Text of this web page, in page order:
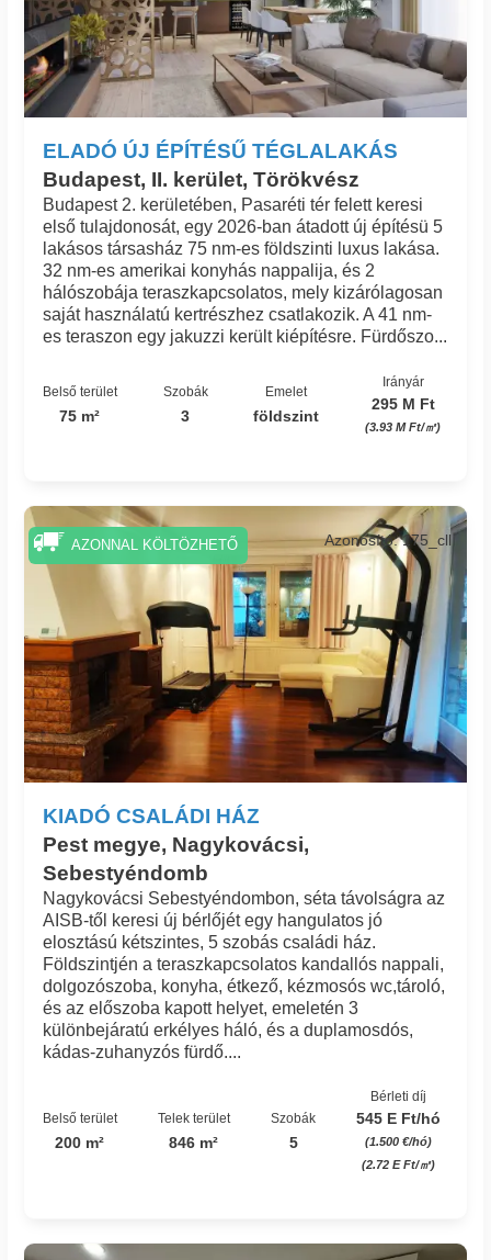
ELADÓ ÚJ ÉPÍTÉSŰ TÉGLALAKÁS
Budapest, II. kerület, Törökvész
Budapest 2. kerületében, Pasaréti tér felett keresi
első tulajdonosát, egy 2026-ban átadott új építésü 5
lakásos társasház 75 nm-es földszinti luxus lakása.
32 nm-es amerikai konyhás nappalija, és 2
hálószobája teraszkapcsolatos, mely kizárólagosan
saját használatú kertrészhez csatlakozik. A 41 nm-
es teraszon egy jakuzzi került kiépítésre. Fürdőszo...
Belső terület
75 m²
Szobák
3
Emelet
földszint
Irányár
295 M Ft
(3.93 M Ft/㎡)
KIADÓ CSALÁDI HÁZ
Pest megye, Nagykovácsi,
Sebestyéndomb
Azonosító: 175_cll
Nagykovácsi Sebestyéndombon, séta távolságra az
AISB-től keresi új bérlőjét egy hangulatos jó
elosztású kétszintes, 5 szobás családi ház.
Földszintjén a teraszkapcsolatos kandallós nappali,
dolgozószoba, konyha, étkező, kézmosós wc,tároló,
és az előszoba kapott helyet, emeletén 3
különbejáratú erkélyes háló, és a duplamosdós,
kádas-zuhanyzós fürdő....
Belső terület
200 m²
Telek terület
846 m²
Szobák
5
Bérleti díj
545 E Ft/hó
(1.500 €/hó)
(2.72 E Ft/㎡)
AZONNAL KÖLTÖZHETŐ